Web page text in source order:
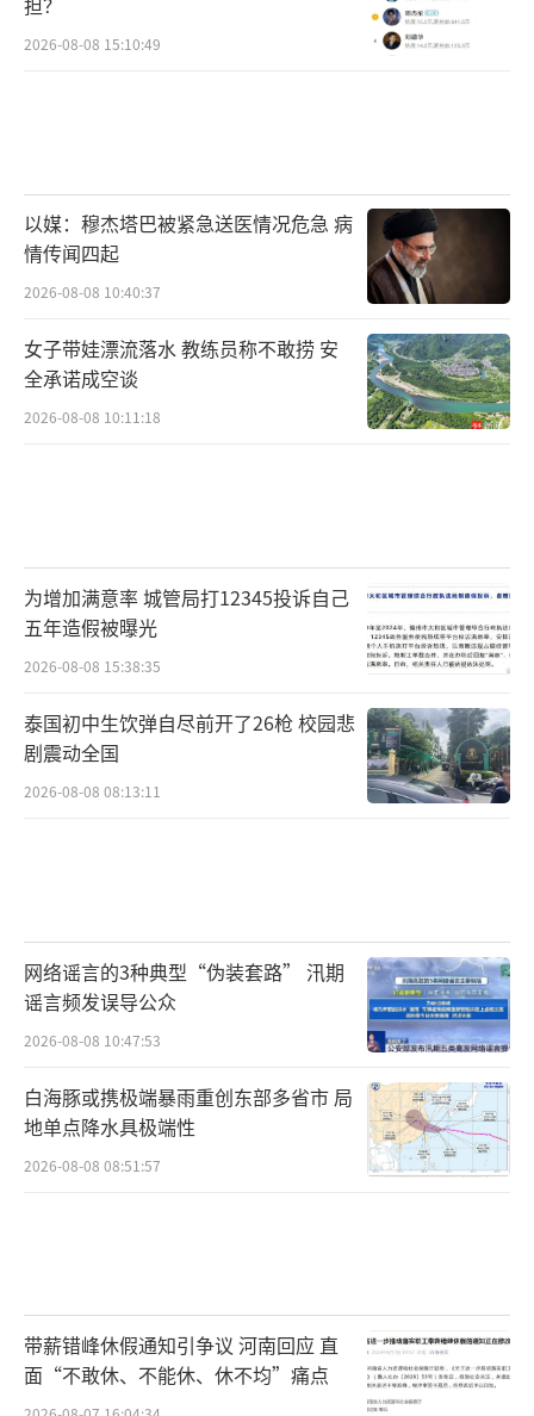
2026-08-08 15:10:49
以媒：穆杰塔巴被紧急送医情况危急 病
情传闻四起
2026-08-08 10:40:37
女子带娃漂流落水 教练员称不敢捞 安
全承诺成空谈
2026-08-08 10:11:18
为增加满意率 城管局打12345投诉自己
五年造假被曝光
2026-08-08 15:38:35
泰国初中生饮弹自尽前开了26枪 校园悲
剧震动全国
2026-08-08 08:13:11
网络谣言的3种典型“伪装套路” 汛期
谣言频发误导公众
2026-08-08 10:47:53
白海豚或携极端暴雨重创东部多省市 局
地单点降水具极端性
2026-08-08 08:51:57
带薪错峰休假通知引争议 河南回应 直
面“不敢休、不能休、休不均”痛点